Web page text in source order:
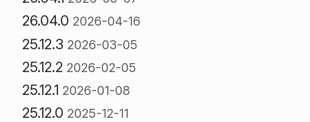
26.04.0 2026-04-16
25.12.3 2026-03-05
25.12.2 2026-02-05
25.12.1 2026-01-08
25.12.0 2025-12-11